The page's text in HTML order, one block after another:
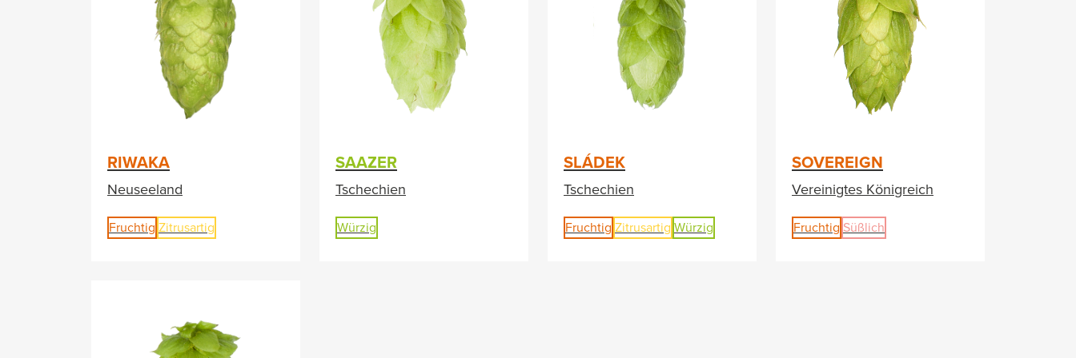
RIWAKA
Neuseeland
Fruchtig Zitrusartig
SAAZER
Tschechien
Würzig
SLÁDEK
Tschechien
Fruchtig Zitrusartig Würzig
SOVEREIGN
Vereinigtes Königreich
Fruchtig Süßlich